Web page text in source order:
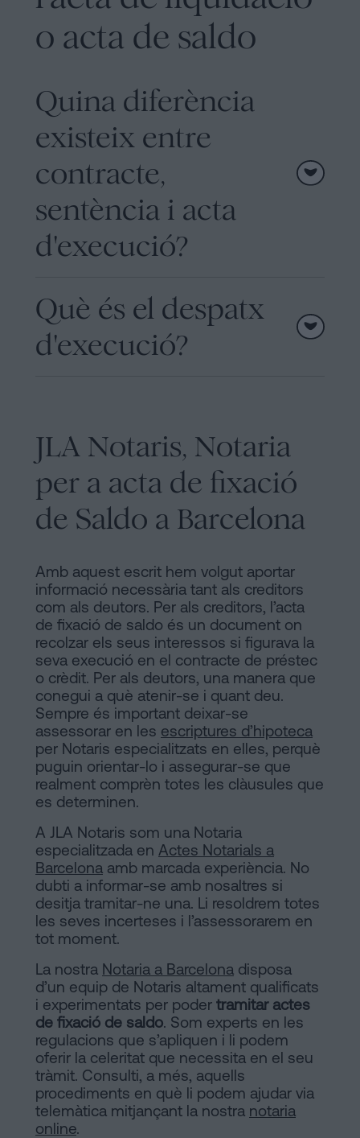
o acta de saldo
Quina diferència
existeix entre
contracte,
sentència i acta
d'execució?
Què és el despatx
d'execució?
JLA Notaris, Notaria
per a acta de fixació
de Saldo a Barcelona
Amb aquest escrit hem volgut aportar
informació necessària tant als creditors
com als deutors. Per als creditors, l’acta
de fixació de saldo és un document on
recolzar els seus interessos si figurava la
seva execució en el contracte de préstec
o crèdit. Per als deutors, una manera que
conegui a què atenir-se i quant deu.
Sempre és important deixar-se
assessorar en les escriptures d’hipoteca
per Notaris especialitzats en elles, perquè
puguin orientar-lo i assegurar-se que
realment comprèn totes les clàusules que
es determinen.
A JLA Notaris som una Notaria
especialitzada en Actes Notarials a
Barcelona amb marcada experiència. No
dubti a informar-se amb nosaltres si
desitja tramitar-ne una. Li resoldrem totes
les seves incerteses i l’assessorarem en
tot moment.
La nostra Notaria a Barcelona disposa
d’un equip de Notaris altament qualificats
i experimentats per poder tramitar actes
de fixació de saldo. Som experts en les
regulacions que s’apliquen i li podem
oferir la celeritat que necessita en el seu
tràmit. Consulti, a més, aquells
procediments en què li podem ajudar via
telemàtica mitjançant la nostra notaria
online.